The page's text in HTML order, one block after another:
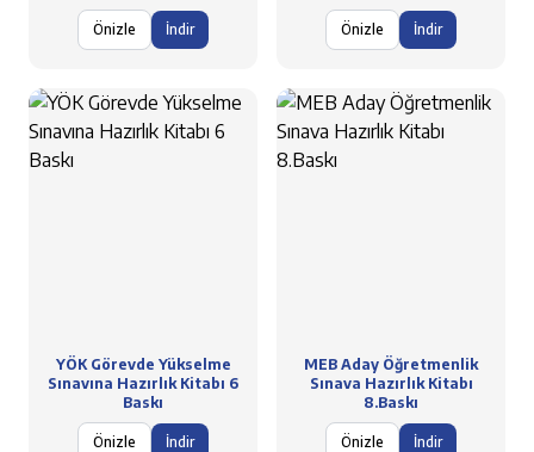
Önizle İndir Önizle İndir
YÖK Görevde Yükselme
Sınavına Hazırlık Kitabı 6
Baskı
Önizle İndir
MEB Aday Öğretmenlik
Sınava Hazırlık Kitabı
8.Baskı
Önizle İndir